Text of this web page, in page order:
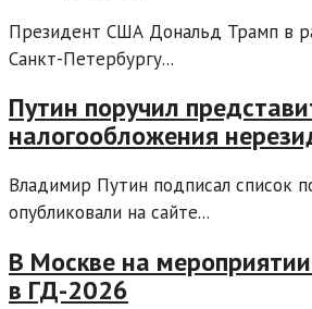
Президент США Дональд Трамп в
Санкт-Петербургу...
Путин поручил
налогообложения
Владимир Путин подписал список
опубликовали на сайте...
В Москве на
в ГД-2026